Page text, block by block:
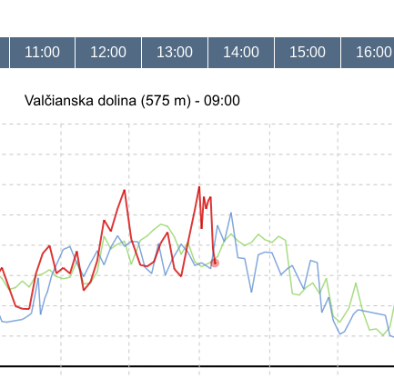
11:00 12:00 13:00 14:00 15:00 16:00